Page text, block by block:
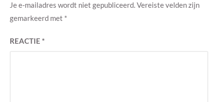
Je e-mailadres wordt niet gepubliceerd.Vereiste velden zijn
gemarkeerd met *
REACTIE *